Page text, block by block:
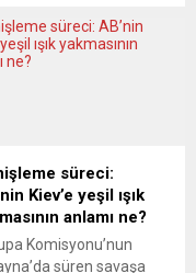
içinde olduğunu,
son 5 yılda silah
yayımlanan
göre, 2017-2021’de
olarak silah ithalatı
5 yıla...
süreci:
Kiev’e yeşil ışık
anlamı ne?
Komisyonu’nun
süren savaşa